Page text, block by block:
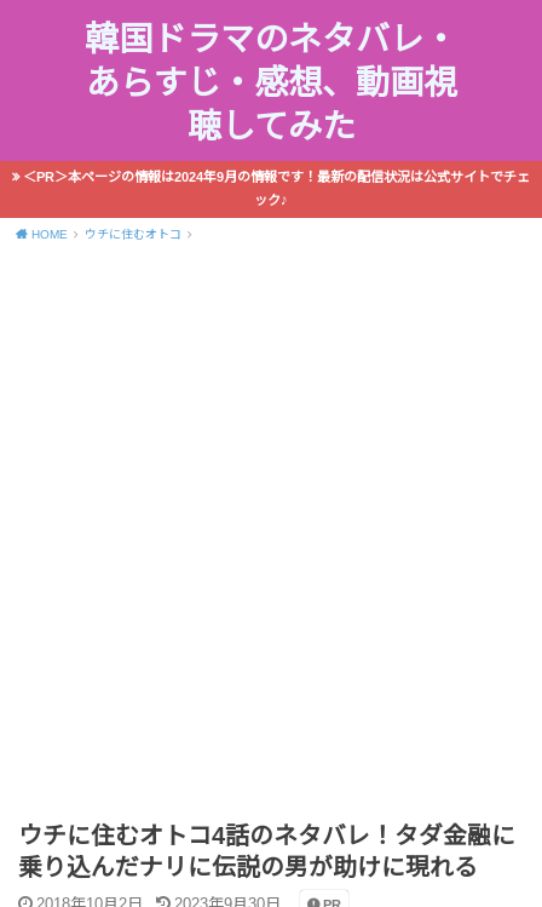
韓国ドラマのネタバレ・
あらすじ・感想、動画視
聴してみた
＜PR＞本ページの情報は2024年9月の情報です！最新の配信状況は公式サイトでチェ
ック♪
HOME ウチに住むオトコ
ウチに住むオトコ4話のネタバレ！タダ金融に
乗り込んだナリに伝説の男が助けに現れる
PR